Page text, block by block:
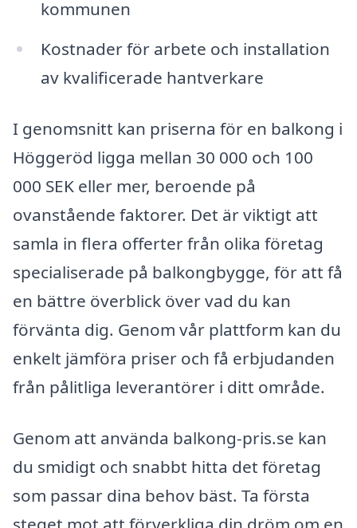
kommunen
Kostnader för arbete och installation
av kvalificerade hantverkare
I genomsnitt kan priserna för en balkong i
Höggeröd ligga mellan 30 000 och 100
000 SEK eller mer, beroende på
ovanstående faktorer. Det är viktigt att
samla in flera offerter från olika företag
specialiserade på balkongbygge, för att få
en bättre överblick över vad du kan
förvänta dig. Genom vår plattform kan du
enkelt jämföra priser och få erbjudanden
från pålitliga leverantörer i ditt område.
Genom att använda balkong-pris.se kan
du smidigt och snabbt hitta det företag
som passar dina behov bäst. Ta första